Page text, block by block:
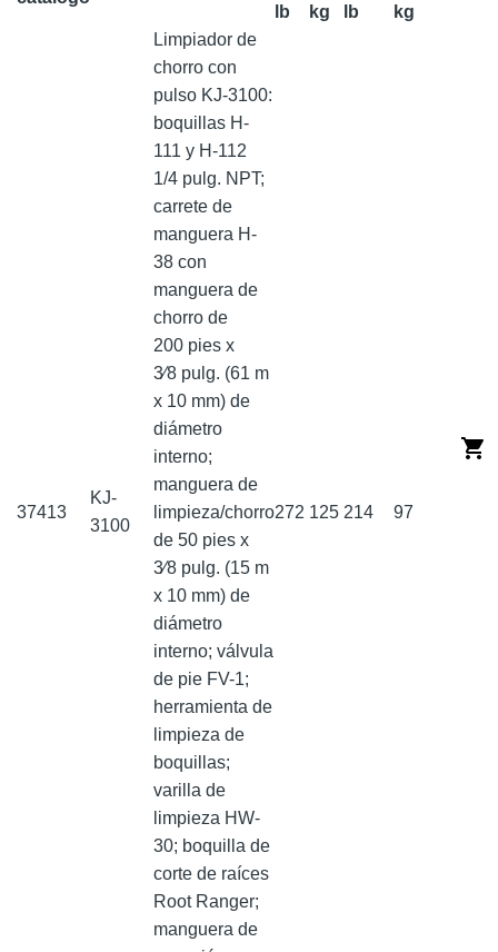
lb
kg lb kg
37413
KJ-
3100
Limpiador de
chorro con
pulso KJ-3100:
boquillas H-
111 y H-112
1/4 pulg. NPT;
carrete de
manguera H-
38 con
manguera de
chorro de
200 pies x
3⁄8 pulg. (61 m
x 10 mm) de
diámetro
interno;
manguera de
limpieza/chorro
de 50 pies x
3⁄8 pulg. (15 m
x 10 mm) de
diámetro
interno; válvula
de pie FV-1;
herramienta de
limpieza de
boquillas;
varilla de
limpieza HW-
30; boquilla de
corte de raíces
Root Ranger;
manguera de
272 125 214 97